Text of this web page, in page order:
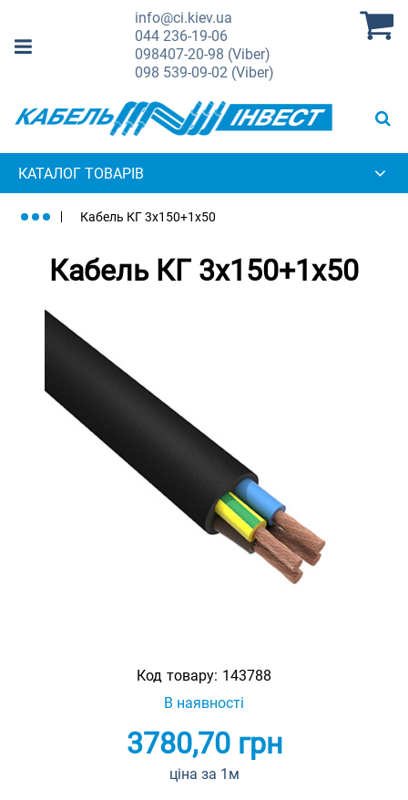
info@ci.kiev.ua
044236-19-06
098407-20-98 (Viber)
098 539-09-02 (Viber)
КАТАЛОГ ТОВАРІВ
Кабель КГ 3х150+1х50
Кабель КГ 3х150+1х50
Код товару: 143788
В наявності
3780,70грн
ціна за 1м